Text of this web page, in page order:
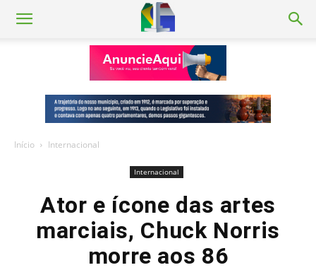
Início Internacional
Internacional
Ator e ícone das artes
marciais, Chuck Norris
morre aos 86